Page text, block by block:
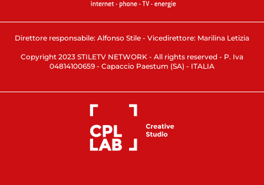
Direttore responsabile: Alfonso Stile - Vicedirettore: Marilina Letizia
Copyright 2023 STILETV NETWORK - All rights reserved - P. Iva
04814100659 - Capaccio Paestum (SA) - ITALIA